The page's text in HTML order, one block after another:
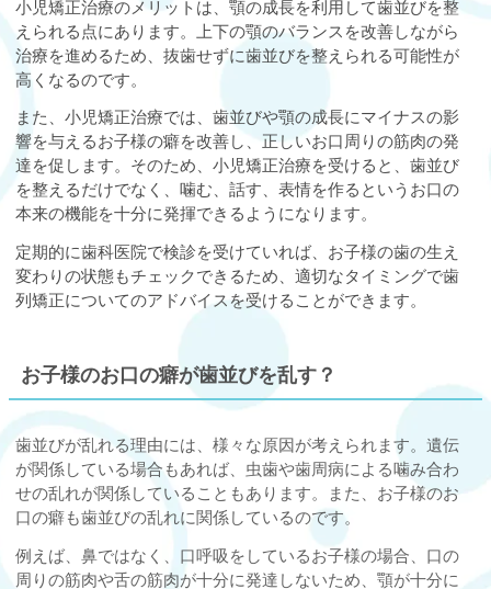
小児矯正治療のメリットは、顎の成長を利用して歯並びを整
えられる点にあります。上下の顎のバランスを改善しながら
治療を進めるため、抜歯せずに歯並びを整えられる可能性が
高くなるのです。
また、小児矯正治療では、歯並びや顎の成長にマイナスの影
響を与えるお子様の癖を改善し、正しいお口周りの筋肉の発
達を促します。そのため、小児矯正治療を受けると、歯並び
を整えるだけでなく、噛む、話す、表情を作るというお口の
本来の機能を十分に発揮できるようになります。
定期的に歯科医院で検診を受けていれば、お子様の歯の生え
変わりの状態もチェックできるため、適切なタイミングで歯
列矯正についてのアドバイスを受けることができます。
お子様のお口の癖が歯並びを乱す？
歯並びが乱れる理由には、様々な原因が考えられます。遺伝
が関係している場合もあれば、虫歯や歯周病による噛み合わ
せの乱れが関係していることもあります。また、お子様のお
口の癖も歯並びの乱れに関係しているのです。
例えば、鼻ではなく、口呼吸をしているお子様の場合、口の
周りの筋肉や舌の筋肉が十分に発達しないため、顎が十分に